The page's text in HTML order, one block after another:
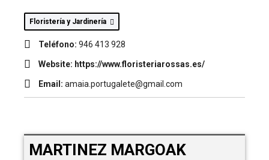
Floristería y Jardinería
Teléfono: 946 413 928
Website: https://www.floristeriarossas.es/
Email: amaia.portugalete@gmail.com
MARTINEZ MARGOAK